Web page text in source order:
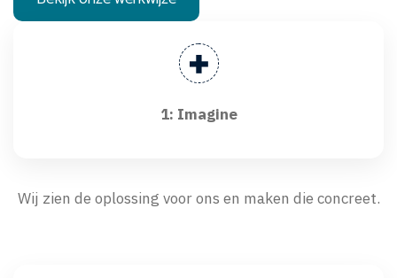
1: Imagine
Wij zien de oplossing voor ons en maken die concreet.